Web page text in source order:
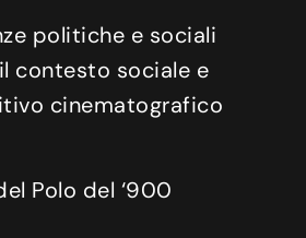
politiche e sociali
contesto sociale e
cinematografico
Polo del ‘900